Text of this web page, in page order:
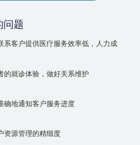
问题
系客户提供医疗服务效率低，人力成
的就诊体验，做好关系维护
确地通知客户服务进度
资源管理的精细度